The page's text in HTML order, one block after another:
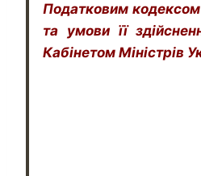
Податковим
та умови її
Кабінетом Міністрів